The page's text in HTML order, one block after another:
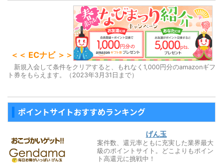
＜＜ ECナビ ＞＞
新規入会して条件をクリアすると、もれなく1,000円分のamazonギフ
ト券をもらえます。（2023年3月31日まで）
ポイントサイトおすすめランキング
げん玉
案件数、還元率ともに充実した業界最大
級のポイントサイト。どこよりもポイン
ト高還元に挑戦中！